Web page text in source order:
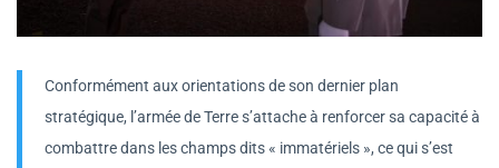
Conformément aux orientations de son dernier plan
stratégique, l’armée de Terre s’attache à renforcer sa capacité à
combattre dans les champs dits « immatériels », ce qui s’est